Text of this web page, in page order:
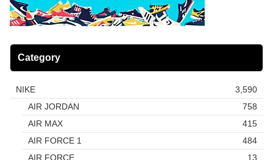
Category
NIKE
3,590
AIR JORDAN
758
AIR MAX
415
AIR FORCE 1
484
AIR FORCE
13